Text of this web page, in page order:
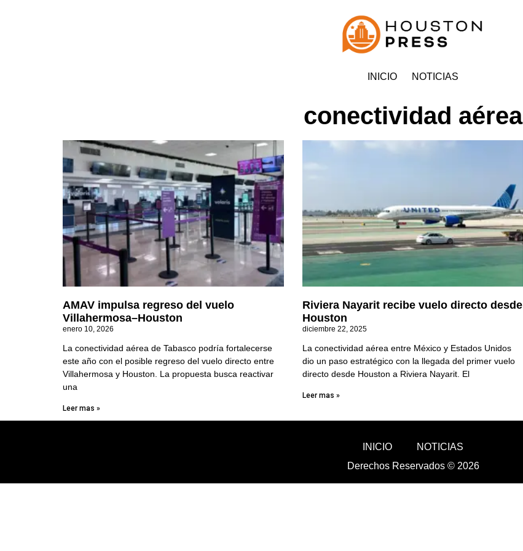
INICIO NOTICIAS
conectividad aérea
AMAV impulsa regreso del vuelo
Villahermosa–Houston
enero 10, 2026
La conectividad aérea de Tabasco podría fortalecerse
este año con el posible regreso del vuelo directo entre
Villahermosa y Houston. La propuesta busca reactivar
una
Leer mas »
Riviera Nayarit recibe vuelo directo desde
Houston
diciembre 22, 2025
La conectividad aérea entre México y Estados Unidos
dio un paso estratégico con la llegada del primer vuelo
directo desde Houston a Riviera Nayarit. El
Leer mas »
INICIO
NOTICIAS
Derechos Reservados © 2026